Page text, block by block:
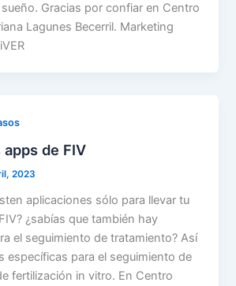
Gracias por confiar en Centro
Lagunes Becerril. Marketing
de FIV
2023
aplicaciones sólo para llevar tu
¿sabías que también hay
el seguimiento de tratamiento? Así
específicas para el seguimiento de
fertilización in vitro. En Centro